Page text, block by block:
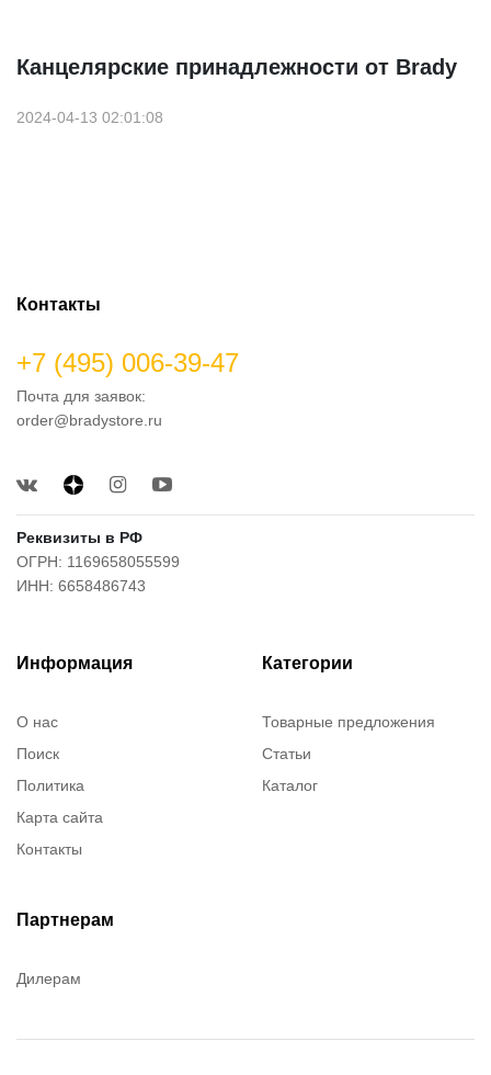
Канцелярские принадлежности от Brady
2024-04-13 02:01:08
Контакты
+7 (495) 006-39-47
Почта для заявок:
order@bradystore.ru
Реквизиты в РФ
ОГРН: 1169658055599
ИНН: 6658486743
Информация
О нас
Поиск
Политика
Карта сайта
Контакты
Категории
Товарные предложения
Статьи
Каталог
Партнерам
Дилерам